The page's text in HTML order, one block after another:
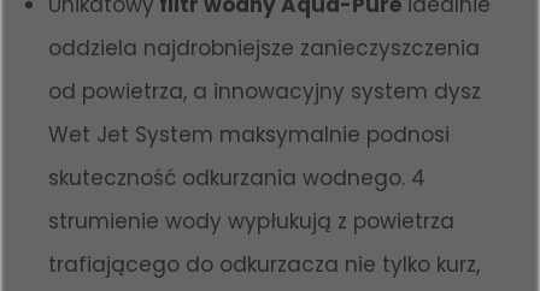
oddziela najdrobniejsze zanieczyszczenia
od powietrza, a innowacyjny system dysz
Wet Jet System maksymalnie podnosi
skuteczność odkurzania wodnego. 4
strumienie wody wypłukują z powietrza
trafiającego do odkurzacza nie tylko kurz,